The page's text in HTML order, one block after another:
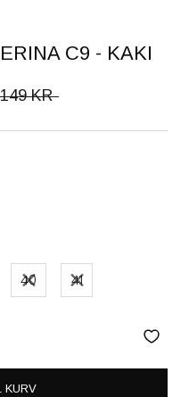
C9 - KAKI
149 KR
40 41
KURV